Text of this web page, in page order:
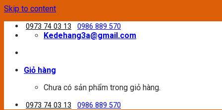
Skip to content
0973 74 03 13 0986 889 570
Kedehang3a@gmail.com
Giỏ hàng
Chưa có sản phẩm trong giỏ hàng.
0973 74 03 13 0986 889 570